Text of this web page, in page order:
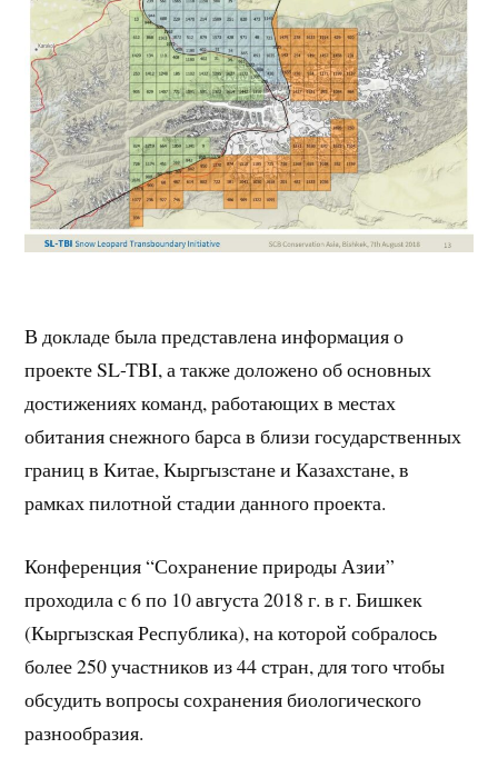
В докладе была представлена информация о
проекте SL-TBI, а также доложено об основных
достижениях команд, работающих в местах
обитания снежного барса в близи государственных
границ в Китае, Кыргызстане и Казахстане, в
рамках пилотной стадии данного проекта.
Конференция “Сохранение природы Азии”
проходила с 6 по 10 августа 2018 г. в г. Бишкек
(Кыргызская Республика), на которой собралось
более 250 участников из 44 стран, для того чтобы
обсудить вопросы сохранения биологического
разнообразия.